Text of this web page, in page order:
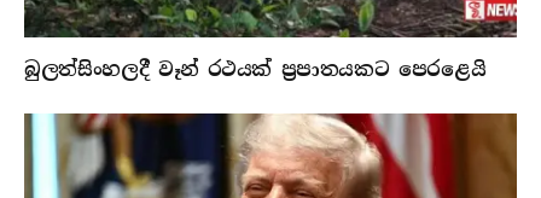
බුලත්සිංහලදී වෑන් රථයක් ප්‍රපාතයකට පෙරළෙයි